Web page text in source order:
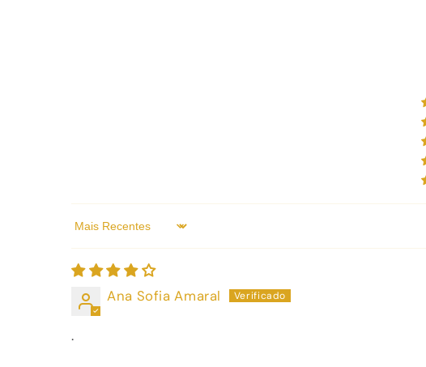
Sort by
Ana Sofia Amaral
.